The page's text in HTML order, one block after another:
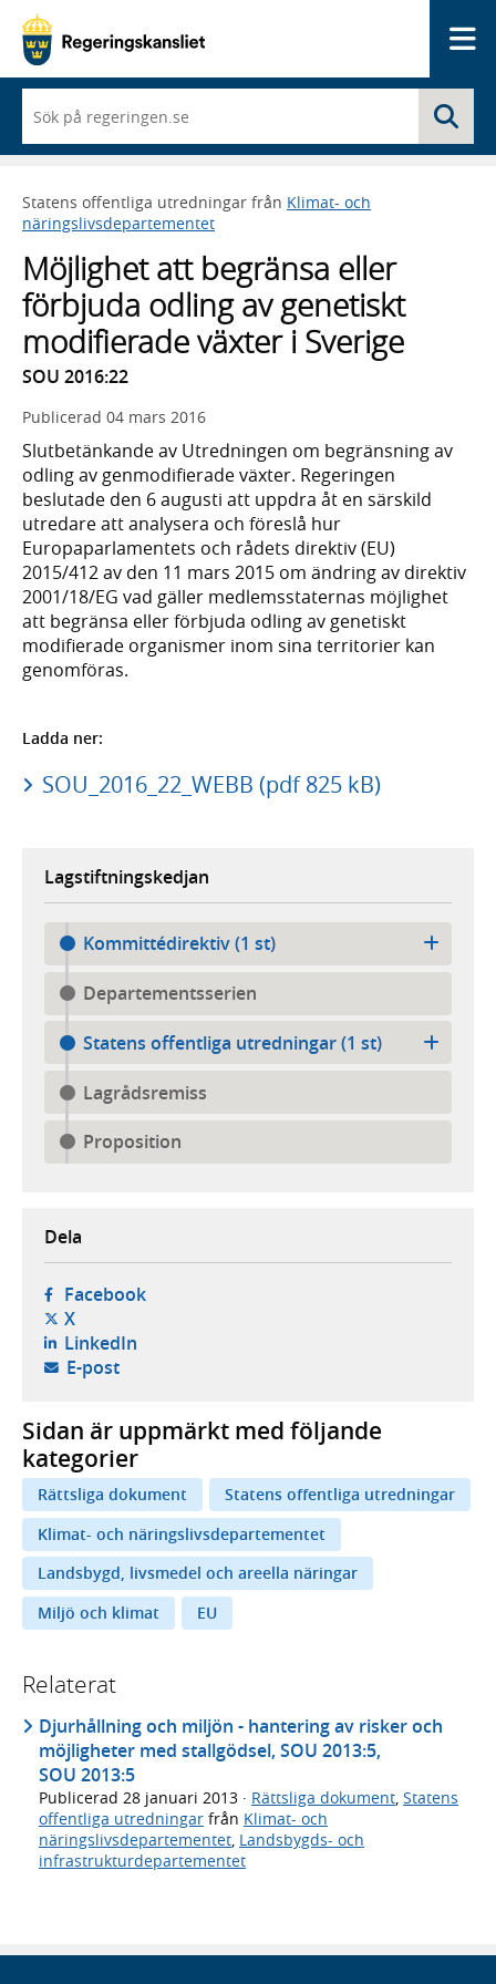
du
börjar
skriva
framträder
en
med
sökförslag
Statens offentliga utredningar från Klimat- och
näringslivsdepartementet
Möjlighet att begränsa eller
förbjuda odling av genetiskt
modifierade växter i Sverige
SOU 2016:22
Publicerad 04 mars 2016
Slutbetänkande av Utredningen om begränsning av
odling av genmodifierade växter. Regeringen
beslutade den 6 augusti att uppdra åt en särskild
utredare att analysera och föreslå hur
Europaparlamentets och rådets direktiv (EU)
2015/412 av den 11 mars 2015 om ändring av direktiv
2001/18/EG vad gäller medlemsstaternas möjlighet
att begränsa eller förbjuda odling av genetiskt
modifierade organismer inom sina territorier kan
genomföras.
Ladda ner:
SOU_2016_22_WEBB (pdf 825 kB)
Lagstiftningskedjan
Kommittédirektiv (1 st)
Departementsserien
Statens offentliga utredningar (1 st)
Lagrådsremiss
Proposition
Dela
Facebook- öppnas i ny flik, extern webbplats,
X- öppnas i ny flik, extern webbplats,
LinkedIn- öppnas i ny flik, extern webbplats,
E-post- öppnar din e-postklient,
Sidan är uppmärkt med följande
kategorier
Rättsliga dokument
Statens offentliga utredningar
Klimat- och näringslivsdepartementet
Landsbygd, livsmedel och areella näringar
Miljö och klimat
EU
Relaterat
Djurhållning och miljön - hantering av risker och
möjligheter med stallgödsel, SOU 2013:5,
SOU 2013:5
Publicerad 28 januari 2013 · Rättsliga dokument, Statens
offentliga utredningar från Klimat- och
näringslivsdepartementet, Landsbygds- och
infrastrukturdepartementet